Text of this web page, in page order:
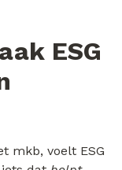
ESG
mkb, voelt ESG